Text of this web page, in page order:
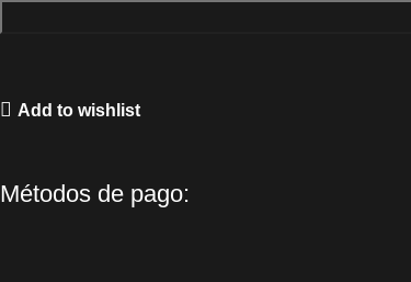
Add to wishlist
Métodos de pago: